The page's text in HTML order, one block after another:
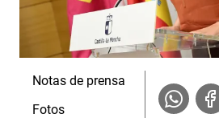
Notas de prensa
Fotos